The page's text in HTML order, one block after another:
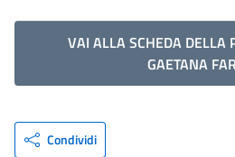
VAI ALLA SCHEDA DELLA
GAETANA
Condividi